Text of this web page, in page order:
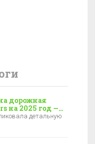
дорожная
на 2025 год —
и зимние
детальную